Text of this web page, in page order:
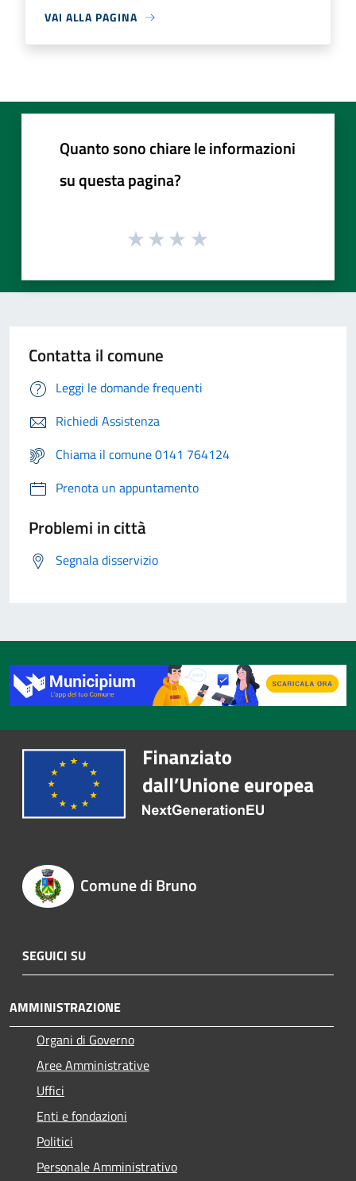
VAI ALLA PAGINA
Quanto sono chiare le informazioni
su questa pagina?
Contatta il comune
Leggi le domande frequenti
Richiedi Assistenza
Chiama il comune 0141 764124
Prenota un appuntamento
Problemi in città
Segnala disservizio
Comune di Bruno
SEGUICI SU
AMMINISTRAZIONE
Organi di Governo
Aree Amministrative
Uffici
Enti e fondazioni
Politici
Personale Amministrativo